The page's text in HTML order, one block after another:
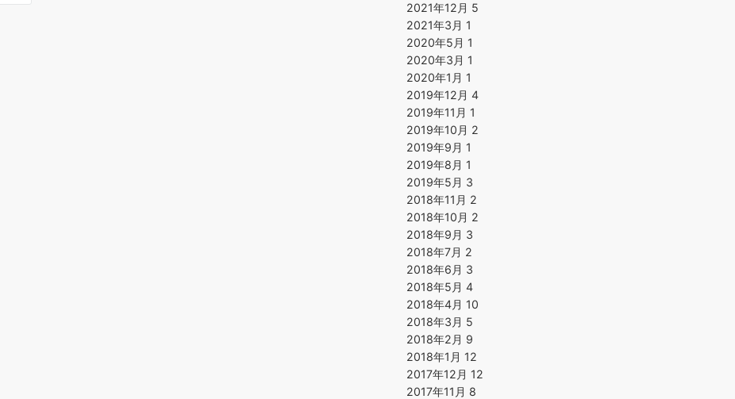
2021年12月 5
2021年3月 1
2020年5月 1
2020年3月 1
2020年1月 1
2019年12月 4
2019年11月 1
2019年10月 2
2019年9月 1
2019年8月 1
2019年5月 3
2018年11月 2
2018年10月 2
2018年9月 3
2018年7月 2
2018年6月 3
2018年5月 4
2018年4月 10
2018年3月 5
2018年2月 9
2018年1月 12
2017年12月 12
2017年11月 8